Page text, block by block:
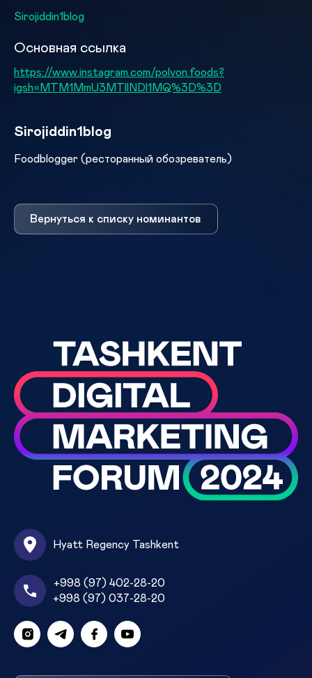
Sirojiddin1blog
Основная ссылка
https://www.instagram.com/polvon.foods?
igsh=MTM1MmU3MTllNDl1MQ%3D%3D
Sirojiddin1blog
Foodblogger (ресторанный обозреватель)
Вернуться к списку номинантов
Hyatt Regency Tashkent
+998 (97) 402-28-20
+998 (97) 037-28-20